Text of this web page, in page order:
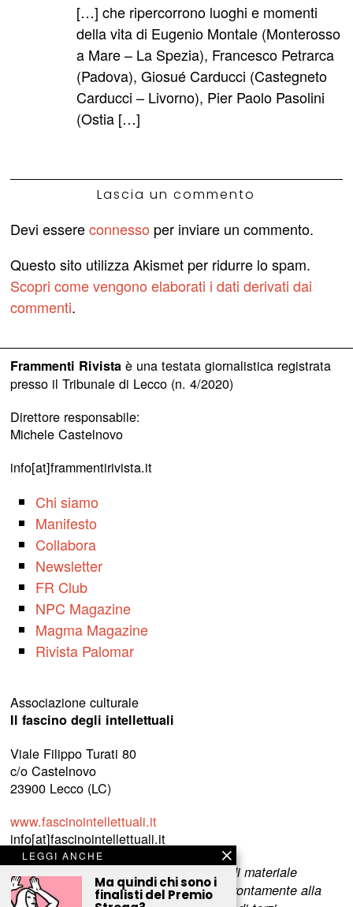
[…] che ripercorrono luoghi e momenti
della vita di Eugenio Montale (Monterosso
a Mare – La Spezia), Francesco Petrarca
(Padova), Giosué Carducci (Castegneto
Carducci – Livorno), Pier Paolo Pasolini
(Ostia […]
Lascia un commento
Devi essereconnesso per inviare un commento.
Questo sito utilizza Akismet per ridurre lo spam.
Scopri come vengono elaborati i dati derivati dai
commenti.
Frammenti Rivistaè una testata giornalistica registrata
presso il Tribunale di Lecco (n. 4/2020)
Direttore responsabile:
Michele Castelnovo
info[at]frammentirivista.it
Chi siamo
Manifesto
Collabora
Newsletter
FR Club
NPC Magazine
Magma Magazine
Rivista Palomar
Associazione culturale
Il fascino degli intellettuali
Viale Filippo Turati 80
c/o Castelnovo
23900 Lecco (LC)
www.fascinointellettuali.it
info[at]fascinointellettuali.it
Per segnalare eventuali errori nell’uso di materiale
riservato,
scriveteci e provvederemo prontamente alla
LEGGI ANCHE
Ma quindi chi sono i
finalisti del Premio